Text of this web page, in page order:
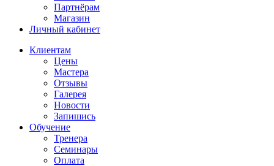
Партнёрам
Магазин
Личный кабинет
Клиентам
Цены
Мастера
Отзывы
Галерея
Новости
Запишись
Обучение
Тренера
Семинары
Оплата